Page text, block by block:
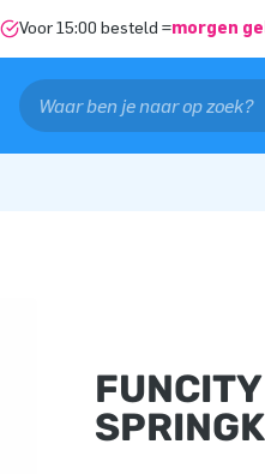
Voor 15:00 besteld =morgen